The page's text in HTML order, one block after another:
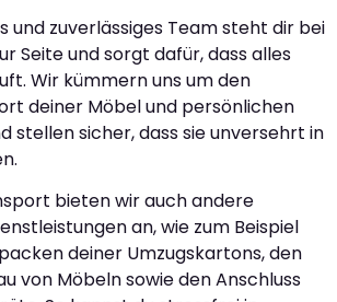
und zuverlässiges Team steht dir bei
Seite und sorgt dafür, dass alles
Wir kümmern uns um den
deiner Möbel und persönlichen
stellen sicher, dass sie unversehrt in
bieten wir auch andere
an, wie zum Beispiel
deiner Umzugskartons, den
von Möbeln sowie den Anschluss